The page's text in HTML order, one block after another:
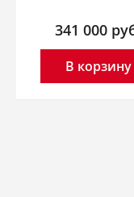
341 000
В корзину